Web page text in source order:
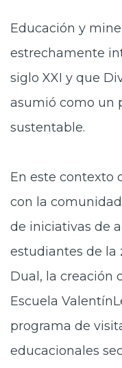
Acceso
Educación y
estrechamente
siglo XXI y que
asumió como un
sustentable.
En este contexto
con la
de iniciativas de
estudiantes de la
Dual, la creación
Escuela
programa de
educacionales